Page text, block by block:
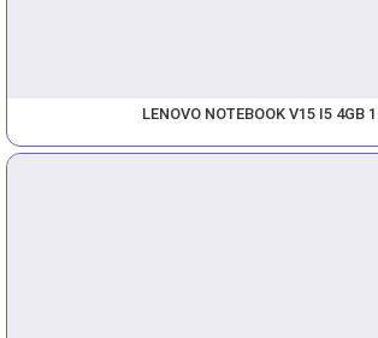
LENOVO NOTEBOOK V15 I5 4GB